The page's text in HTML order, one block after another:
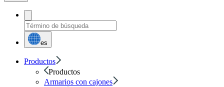
es
Productos
Productos
Armarios con cajones